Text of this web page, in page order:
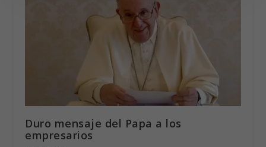
Duro mensaje del Papa a los
empresarios